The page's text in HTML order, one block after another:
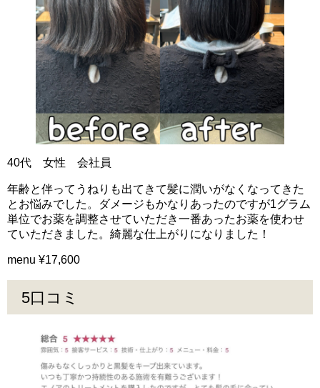
40代 女性 会社員
年齢と伴ってうねりも出てきて髪に潤いがなくなってきた
とお悩みでした。ダメージもかなりあったのですが1グラム
単位でお薬を調整させていただき一番あったお薬を使わせ
ていただきました。綺麗な仕上がりになりました！
menu ¥17,600
5口コミ